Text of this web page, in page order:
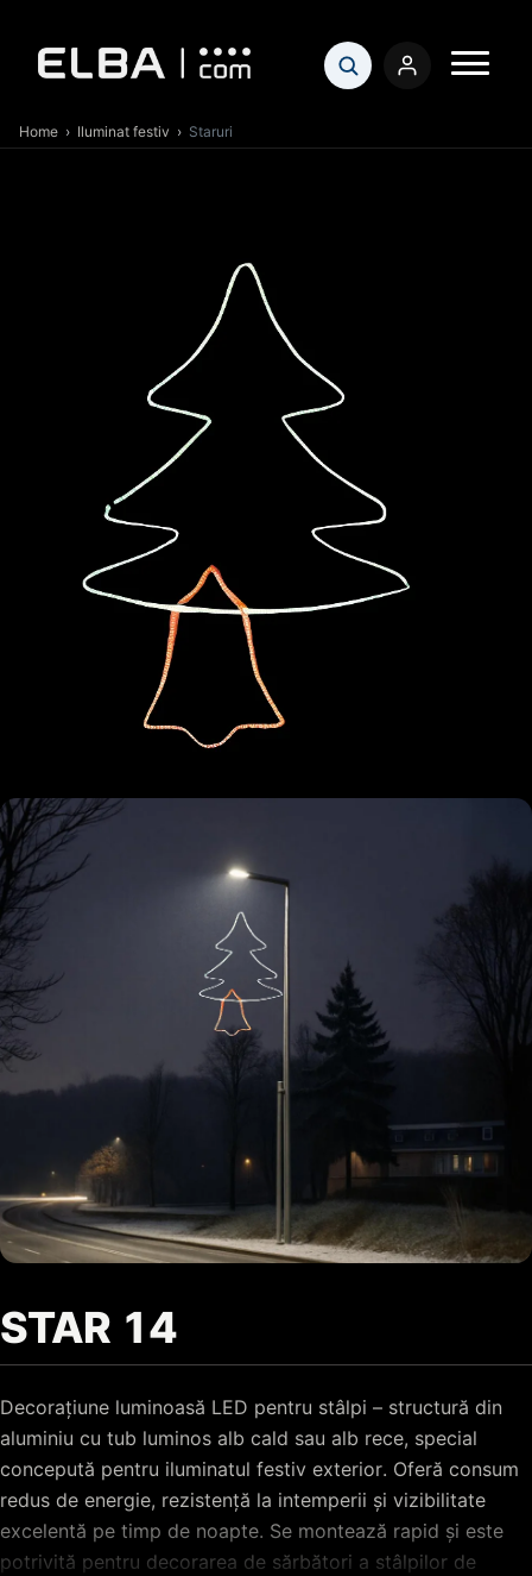
Home › Iluminat festiv › Staruri
STAR 14
Decorațiune luminoasă LED pentru stâlpi – structură din
aluminiu cu tub luminos alb cald sau alb rece, special
concepută pentru iluminatul festiv exterior. Oferă consum
redus de energie, rezistență la intemperii și vizibilitate
excelentă pe timp de noapte. Se montează rapid și este
potrivită pentru decorarea de sărbători a stâlpilor de